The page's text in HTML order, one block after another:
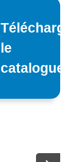
le
catalogue